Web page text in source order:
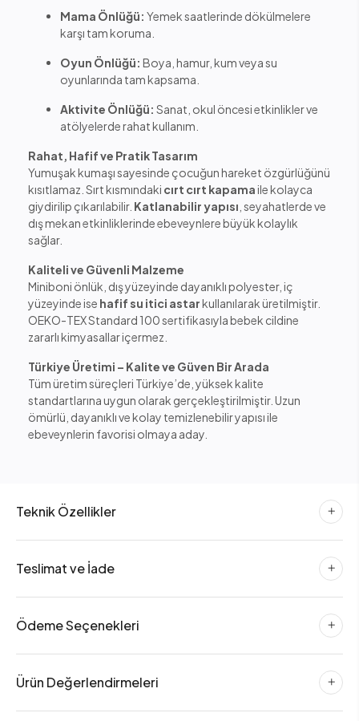
Mama Önlüğü: Yemek saatlerinde dökülmelere
karşı tam koruma.
Oyun Önlüğü: Boya, hamur, kum veya su
oyunlarında tam kapsama.
Aktivite Önlüğü: Sanat, okul öncesi etkinlikler ve
atölyelerde rahat kullanım.
Rahat, Hafif ve Pratik Tasarım
Yumuşak kumaşı sayesinde çocuğun hareket özgürlüğünü
kısıtlamaz. Sırt kısmındaki cırt cırt kapamaile kolayca
giydirilip çıkarılabilir. Katlanabilir yapısı , seyahatlerde ve
dış mekan etkinliklerinde ebeveynlere büyük kolaylık
sağlar.
Kaliteli ve Güvenli Malzeme
Miniboni önlük, dış yüzeyinde dayanıklı polyester, iç
yüzeyinde ise hafif su itici astarkullanılarak üretilmiştir.
OEKO-TEX Standard 100 sertifikasıyla bebek cildine
zararlı kimyasallar içermez.
Türkiye Üretimi – Kalite ve Güven Bir Arada
Tüm üretim süreçleri Türkiye’de, yüksek kalite
standartlarına uygun olarak gerçekleştirilmiştir. Uzun
ömürlü, dayanıklı ve kolay temizlenebilir yapısı ile
ebeveynlerin favorisi olmaya aday.
Teknik Özellikler
Teslimat ve İade
Ödeme Seçenekleri
Ürün Değerlendirmeleri